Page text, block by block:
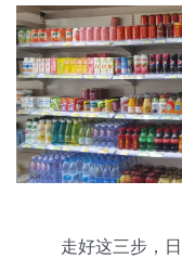
走好这三步，